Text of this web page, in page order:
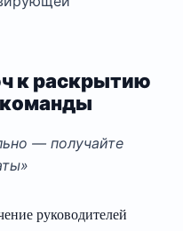
к раскрытию
— получайте
руководителей